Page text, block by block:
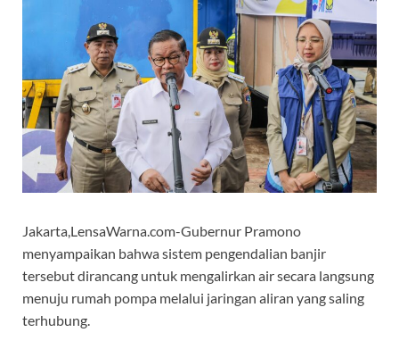
Jakarta,LensaWarna.com-Gubernur Pramono
menyampaikan bahwa sistem pengendalian banjir
tersebut dirancang untuk mengalirkan air secara langsung
menuju rumah pompa melalui jaringan aliran yang saling
terhubung.